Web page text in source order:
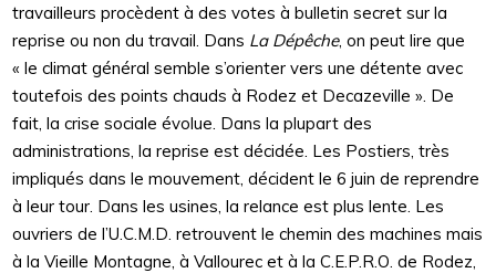
travailleurs procèdent à des votes à bulletin secret sur la
reprise ou non du travail. Dans La Dépêche, on peut lire que
« le climat général semble s’orienter vers une détente avec
toutefois des points chauds à Rodez et Decazeville ». De
fait, la crise sociale évolue. Dans la plupart des
administrations, la reprise est décidée. Les Postiers, très
impliqués dans le mouvement, décident le 6 juin de reprendre
à leur tour. Dans les usines, la relance est plus lente. Les
ouvriers de l’U.C.M.D. retrouvent le chemin des machines mais
à la Vieille Montagne, à Vallourec et à la C.E.P.R.O. de Rodez,